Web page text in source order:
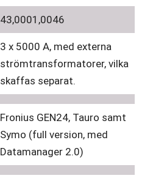
43,0001,0046
3 x 5000 A, med externa
strömtransformatorer, vilka
skaffas separat.
Fronius GEN24, Tauro samt
Symo (full version, med
Datamanager 2.0)